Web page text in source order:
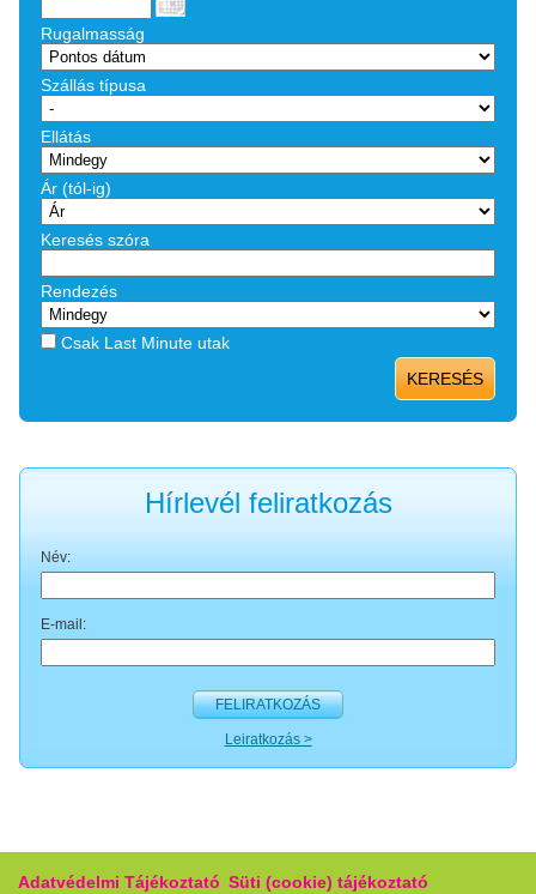
Rugalmasság
Szállás típusa
Ellátás
Ár (tól-ig)
Keresés szóra
Rendezés
Csak Last Minute utak
KERESÉS
Hírlevél feliratkozás
Név:
E-mail:
FELIRATKOZÁS
Leiratkozás >
Adatvédelmi Tájékoztató Süti (cookie) tájékoztató